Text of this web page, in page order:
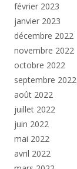
février 2023
janvier 2023
décembre 2022
novembre 2022
octobre 2022
septembre 2022
août 2022
juillet 2022
juin 2022
mai 2022
avril 2022